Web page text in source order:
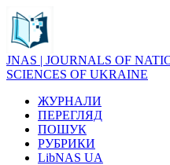
JNAS | JOURNALS OF
SCIENCES OF UKRAINE
ЖУРНАЛИ
ПЕРЕГЛЯД
ПОШУК
РУБРИКИ
LibNAS UA